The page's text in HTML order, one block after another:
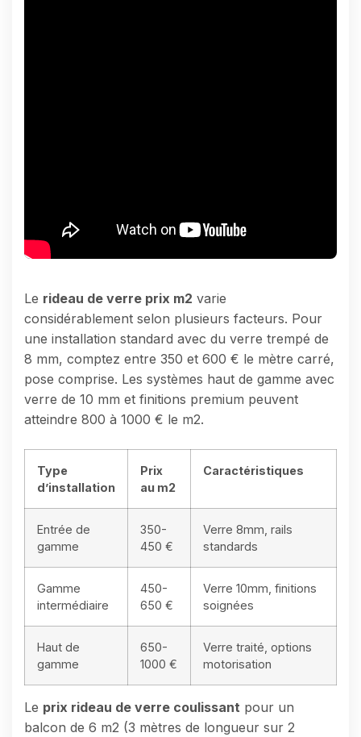
Le rideau de verre prix m2 varie
considérablement selon plusieurs facteurs. Pour
une installation standard avec du verre trempé de
8 mm, comptez entre 350 et 600 € le mètre carré,
pose comprise. Les systèmes haut de gamme avec
verre de 10 mm et finitions premium peuvent
atteindre 800 à 1000 € le m2.
Type
d’installation
Prix
au m2
Caractéristiques
Entrée de
gamme
350-
450 €
Verre 8mm, rails
standards
Gamme
intermédiaire
450-
650 €
Verre 10mm, finitions
soignées
Haut de
gamme
650-
1000 €
Verre traité, options
motorisation
Le prix rideau de verre coulissant pour un
balcon de 6 m2 (3 mètres de longueur sur 2